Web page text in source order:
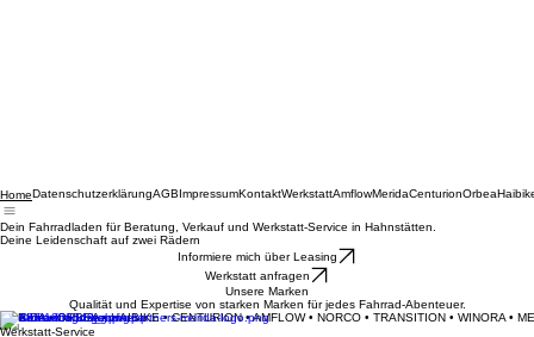
Home DatenschutzerklärungAGBImpressumKontaktWerkstattAmflowMeridaCenturion
Dein Fahrradladen für Beratung, Verkauf und Werkstatt-Service in Hahnstätten.
Informiere mich über Leasing
Werkstatt anfragen